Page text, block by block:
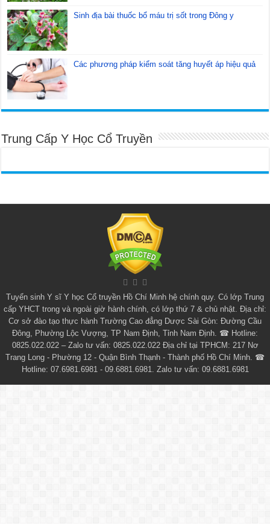
Sinh địa bài thuốc bổ máu trị sốt trong Đông y
Các phương pháp kiểm soát tăng huyết áp hiệu quả
Trung Cấp Y Học Cổ Truyền
Tuyển sinh Y sĩ Y học Cổ truyền Hồ Chí Minh hệ chính quy. Có lớp Trung
cấp YHCT trong và ngoài giờ hành chính, có lớp thứ 7 & chủ nhật. Địa chỉ:
Cơ sở đào tạo thực hành Trường Cao đẳng Dược Sài Gòn: Đường Cầu
Đông, Phường Lộc Vượng, TP Nam Định, Tỉnh Nam Định. ☎ Hotline:
0825.022.022 – Zalo tư vấn: 0825.022.022 Địa chỉ tại TPHCM: 217 Nơ
Trang Long - Phường 12 - Quận Bình Thạnh - Thành phố Hồ Chí Minh. ☎
Hotline: 07.6981.6981 - 09.6881.6981. Zalo tư vấn: 09.6881.6981